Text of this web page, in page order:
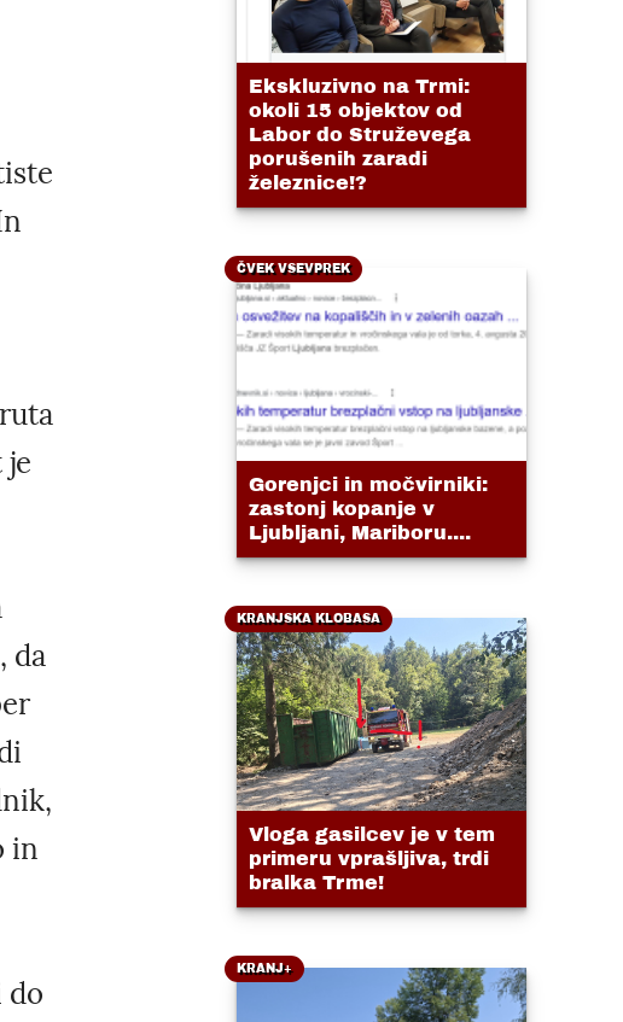
je
da
in
do
Ekskluzivno na Trmi:
okoli 15 objektov od
Labor do Struževega
porušenih zaradi
železnice!?
ČVEK VSEVPREK
Gorenjci in močvirniki:
zastonj kopanje v
Ljubljani, Mariboru....
KRANJSKA KLOBASA
Vloga gasilcev je v tem
primeru vprašljiva, trdi
bralka Trme!
KRANJ+